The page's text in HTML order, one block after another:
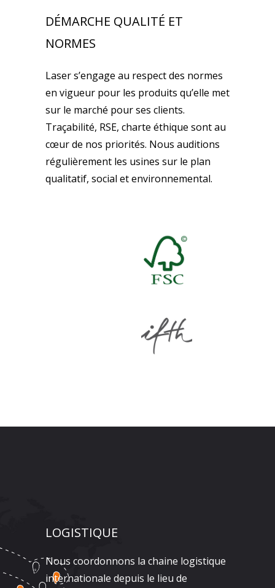
DÉMARCHE QUALITÉ ET
NORMES
Laser s’engage au respect des normes
en vigueur pour les produits qu’elle met
sur le marché pour ses clients.
Traçabilité, RSE, charte éthique sont au
cœur de nos priorités. Nous auditions
régulièrement les usines sur le plan
qualitatif, social et environnemental.
LOGISTIQUE
Nous coordonnons la chaine logistique
internationale depuis le lieu de